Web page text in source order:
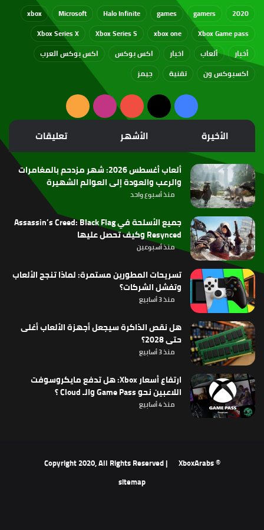
2020
gamers
games
Halo Infinite
Microsoft
xbox
Xbox Game pass
xbox one
Xbox Series S
Xbox Series X
أخبار
ألعاب اخبار اكس بوكس
اكس بوكس العرب
اكسبوكس ون
تقنية جيمز
فيسبوك
‫X
‫YouTubeانستقرامملخص
الموقع
RSS
الأخيرة الأشهر تعليقات
ألعاب أغسطس 2026: شهر مزدحم بالمغامرات
والرعب والعودة إلى العوالم الشهيرة
منذ أسبوع واحد
جميع الأسلحة في Assassin’s Creed: Black Flag
Resynced وكيف تحصل عليها
منذ أسبوعين
تسريحات المطورين مستمرة: لماذا تنجح الألعاب
وتفشل الشركات؟
منذ 3 أسابيع
هل نقص الذاكرة سيجعل أجهزة الألعاب أغلى
حتى 2028؟
منذ 3 أسابيع
ارتفاع أسعار Xbox: هل تدفع مايكروسوفت
اللاعبين نحو Game Pass والـ Cloud ؟
منذ 4 أسابيع
© Copyright 2020, All Rights Reserved |
XboxArabs
sitemap